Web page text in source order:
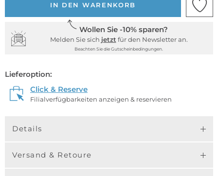
IN DEN WARENKORB
Wollen Sie -10% sparen?
Melden Sie sich jetzt für den Newsletter an.
Beachten Sie die Gutscheinbedingungen.
Lieferoption:
Click & Reserve
Filialverfügbarkeiten anzeigen & reservieren
Details
Versand & Retoure